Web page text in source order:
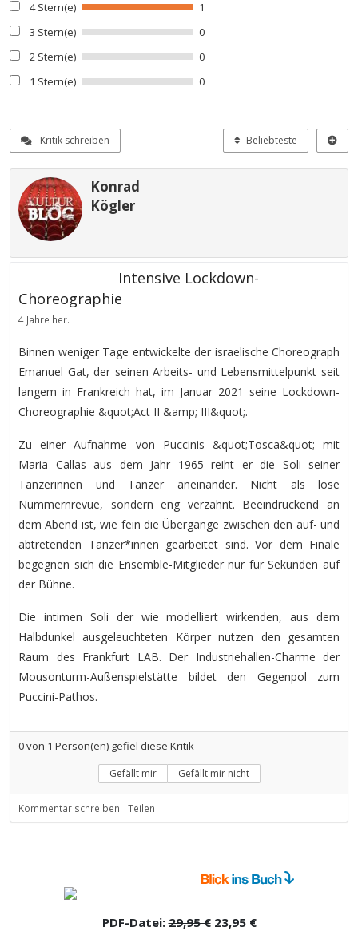
4 Stern(e)
1
3 Stern(e)
0
2 Stern(e)
0
1 Stern(e)
0
Kritik schreiben Beliebteste
Konrad
Kögler
Intensive Lockdown-
Choreographie
4 Jahre her.
Binnen weniger Tage entwickelte der israelische Choreograph
Emanuel Gat, der seinen Arbeits- und Lebensmittelpunkt seit
langem in Frankreich hat, im Januar 2021 seine Lockdown-
Choreographie &quot;Act II &amp; III&quot;.
Zu einer Aufnahme von Puccinis &quot;Tosca&quot; mit
Maria Callas aus dem Jahr 1965 reiht er die Soli seiner
Tänzerinnen und Tänzer aneinander. Nicht als lose
Nummernrevue, sondern eng verzahnt. Beeindruckend an
dem Abend ist, wie fein die Übergänge zwischen den auf- und
abtretenden Tänzer*innen gearbeitet sind. Vor dem Finale
begegnen sich die Ensemble-Mitglieder nur für Sekunden auf
der Bühne.
Die intimen Soli der wie modelliert wirkenden, aus dem
Halbdunkel ausgeleuchteten Körper nutzen den gesamten
Raum des Frankfurt LAB. Der Industriehallen-Charme der
Mousonturm-Außenspielstätte bildet den Gegenpol zum
Puccini-Pathos.
0von 1 Person(en) gefiel diese Kritik
Gefällt mir Gefällt mir nicht
Kommentar schreiben Teilen
PDF-Datei:29,95 €23,95 €